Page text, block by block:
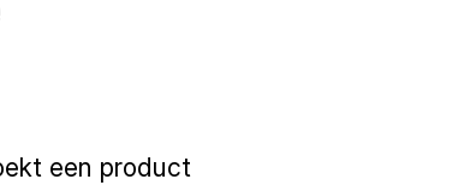
een product